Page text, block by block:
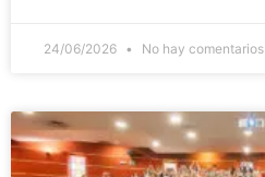
24/06/2026 No hay comentarios